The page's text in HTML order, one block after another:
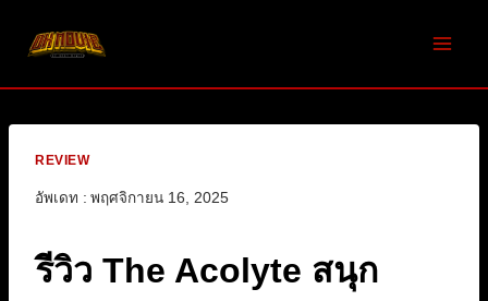
REVIEW
อัพเดท : พฤศจิกายน 16, 2025
รีวิว The Acolyte สนุก